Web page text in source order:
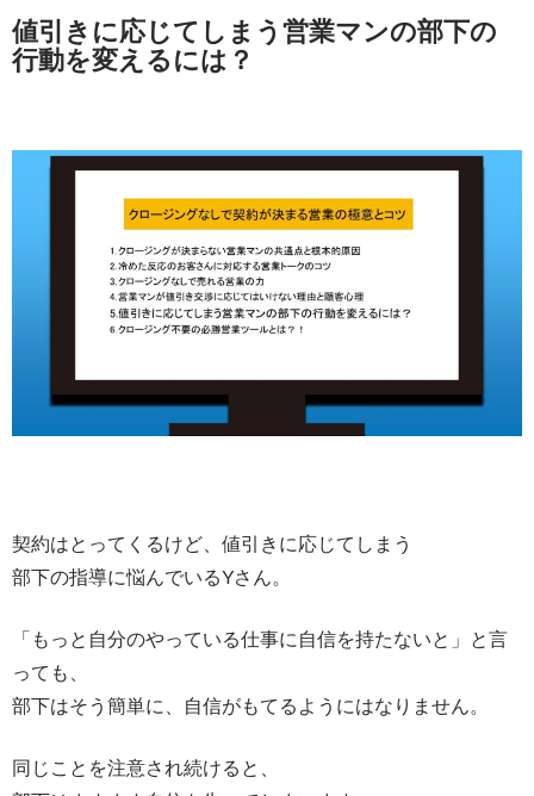
値引きに応じてしまう営業マンの部下の
行動を変えるには？
契約はとってくるけど、値引きに応じてしまう
部下の指導に悩んでいるYさん。
「もっと自分のやっている仕事に自信を持たないと」と言
っても、
部下はそう簡単に、自信がもてるようにはなりません。
同じことを注意され続けると、